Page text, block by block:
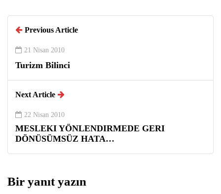
Previous Article
21 Nisan 2010
Turizm Bilinci
Next Article
22 Nisan 2010
MESLEKI YÖNLENDIRMEDE GERI
DÖNÜSÜMSÜZ HATA…
Bir yanıt yazın